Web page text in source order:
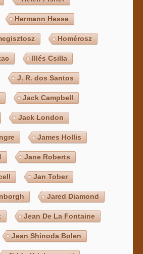
Hermann Hesse
Homérosz
Illés Csilla
J. R. dos Santos
Jack Campbell
Jack London
James Hollis
Jane Roberts
Jan Tober
Jared Diamond
Jean De La Fontaine
Jean Shinoda Bolen